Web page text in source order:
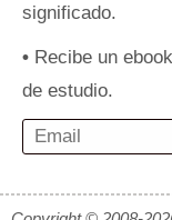
significado.
• Recibe un
de estudio.